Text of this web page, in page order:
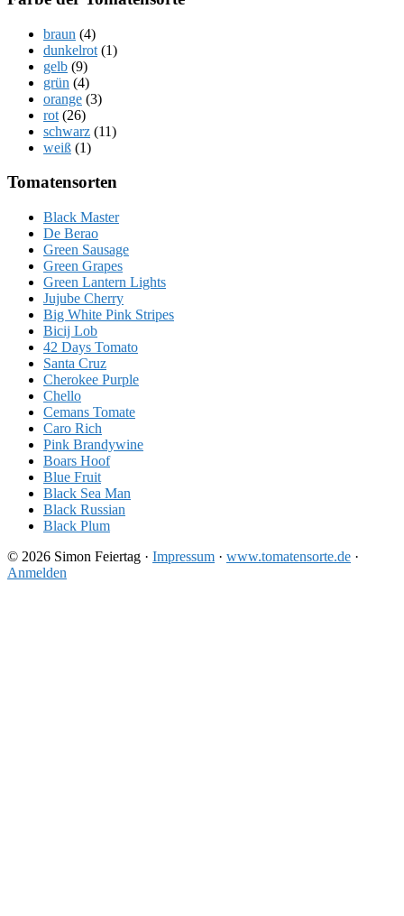
braun (4)
dunkelrot (1)
gelb (9)
grün (4)
orange (3)
rot (26)
schwarz (11)
weiß (1)
Tomatensorten
Black Master
De Berao
Green Sausage
Green Grapes
Green Lantern Lights
Jujube Cherry
Big White Pink Stripes
Bicij Lob
42 Days Tomato
Santa Cruz
Cherokee Purple
Chello
Cemans Tomate
Caro Rich
Pink Brandywine
Boars Hoof
Blue Fruit
Black Sea Man
Black Russian
Black Plum
© 2026 Simon Feiertag · Impressum · www.tomatensorte.de ·
Anmelden